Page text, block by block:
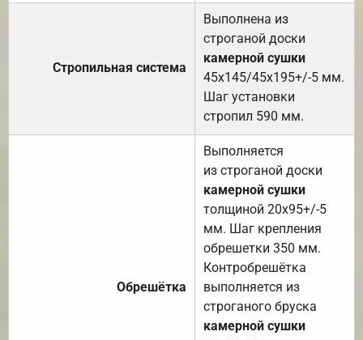
Стропильная система
Выполнена из
строганой доски
камерной сушки
45х145/45х195+/-5 мм.
Шаг установки
стропил 590 мм.
Обрешётка
Выполняется
из строганой доски
камерной сушки
толщиной 20х95+/-5
мм. Шаг крепления
обрешетки 350 мм.
Контробрешётка
выполняется из
строганого бруска
камерной сушки